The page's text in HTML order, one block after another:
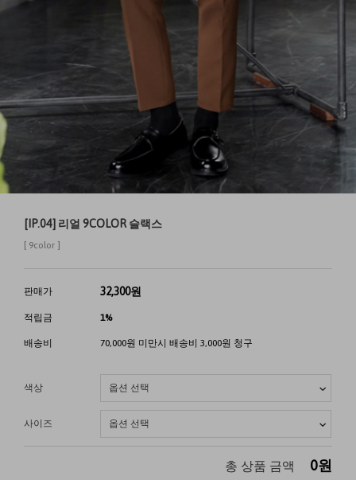
[IP.04] 리얼 9COLOR 슬랙스
[ 9color ]
판매가 32,300원
적립금 1%
배송비 70,000원 미만시 배송비 3,000원 청구
색상
사이즈
총 상품 금액 0원